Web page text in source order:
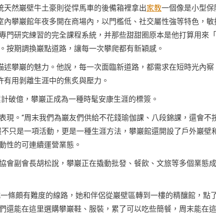
天然巖壁牛土豪則從悍馬車的後備箱裡拿出家教一個像是小型保
攀巖館年夜多開在商場內，以門檻低、社交屬性強等特色，敏
門研究練習的完全課程系統，并那些甜甜圈原本是他打算用來
按期調換巖點道路，讓每一次攀爬都有新穎感。
攀巖的魅力。他說，每一次面臨新道路，都需求在短時光內察
用剝離生涯中的焦炙與壓力。
破億，攀巖正成為一種時髦安康生涯的標簽。
現。“周末我們為巖友們供給不花錢瑜伽課、八段錦課，還會不
只是一項活動，更是一種生涯方法，攀巖館還開設了戶外巖壁
性的可連續運營業態。
會副會長胡松說，攀巖正在撬動批發、餐飲、文旅等多個業態成
條頗有難度的線路，她和伴侶從巖壁區轉到一樓的精釀館，點
還能在這里選購攀巖鞋、服裝，累了可以吃些簡餐，周末能在